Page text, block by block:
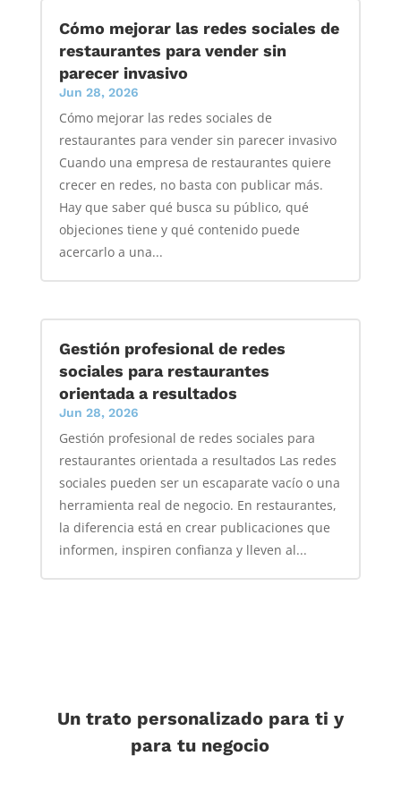
Cómo mejorar las redes sociales de
restaurantes para vender sin
parecer invasivo
Jun 28, 2026
Cómo mejorar las redes sociales de
restaurantes para vender sin parecer invasivo
Cuando una empresa de restaurantes quiere
crecer en redes, no basta con publicar más.
Hay que saber qué busca su público, qué
objeciones tiene y qué contenido puede
acercarlo a una...
Gestión profesional de redes
sociales para restaurantes
orientada a resultados
Jun 28, 2026
Gestión profesional de redes sociales para
restaurantes orientada a resultados Las redes
sociales pueden ser un escaparate vacío o una
herramienta real de negocio. En restaurantes,
la diferencia está en crear publicaciones que
informen, inspiren confianza y lleven al...
Un trato personalizado para ti y
para tu negocio